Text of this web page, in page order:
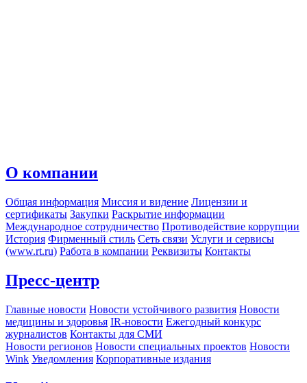
О компании
Общая информация Миссия и видение Лицензии и
сертификаты Закупки Раскрытие информации
Международное сотрудничество Противодействие коррупции
История Фирменный стиль Сеть связи Услуги и сервисы
(www.rt.ru) Работа в компании Реквизиты Контакты
Пресс-центр
Главные новости Новости устойчивого развития Новости
медицины и здоровья IR-новости Ежегодный конкурс
журналистов Контакты для СМИ
Новости регионов Новости специальных проектов Новости
Wink Уведомления Корпоративные издания